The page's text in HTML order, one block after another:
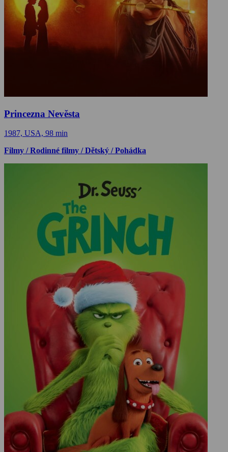
Princezna Nevěsta
1987, USA, 98 min
Filmy / Rodinné filmy / Dětský / Pohádka